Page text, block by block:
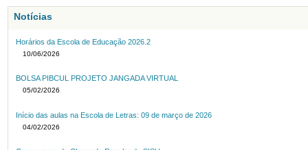
Notícias
Horários da Escola de Educação 2026.2
10/06/2026
BOLSA PIBCUL PROJETO JANGADA VIRTUAL
05/02/2026
Início das aulas na Escola de Letras: 09 de março de 2026
04/02/2026